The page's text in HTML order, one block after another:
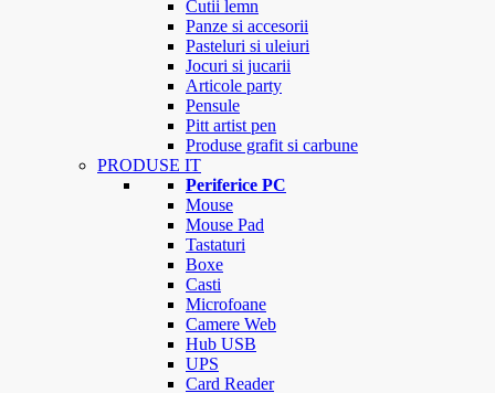
Cutii lemn
Panze si accesorii
Pasteluri si uleiuri
Jocuri si jucarii
Articole party
Pensule
Pitt artist pen
Produse grafit si carbune
PRODUSE IT
Periferice PC
Mouse
Mouse Pad
Tastaturi
Boxe
Casti
Microfoane
Camere Web
Hub USB
UPS
Card Reader